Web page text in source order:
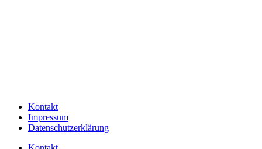
Kontakt
Impressum
Datenschutzerklärung